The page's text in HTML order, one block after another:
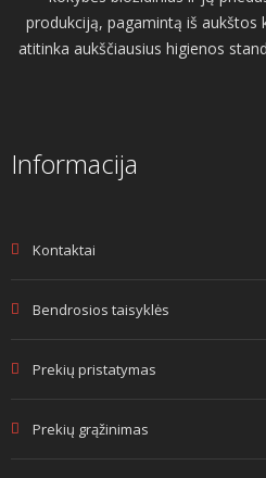
produkciją, pagamintą iš aukštos
atitinka aukščiausius higienos
Informacija
Kontaktai
Bendrosios taisyklės
Prekių pristatymas
Prekių grąžinimas